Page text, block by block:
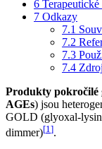
6
7 Odkazy
7.1
7.2
7.3
7.4 Zdroj
Produkty pokročilé
AGEs) jsou
GOLD (glyoxal-
dimmer)[1 ].